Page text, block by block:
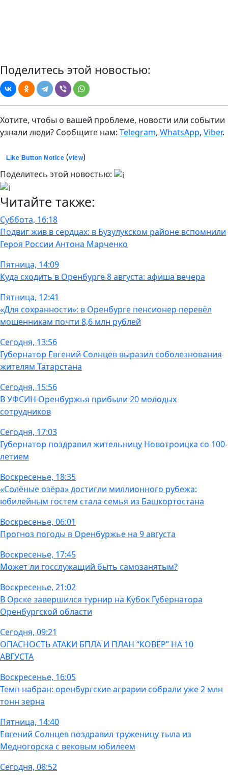
Поделитесь этой новостью:
Хотите, чтобы о вашей проблеме, новости или событии
узнали люди? Сообщите нам: Telegram, WhatsApp, Viber.
Like Button Notice (view)
Поделитесь этой новостью:
Читайте также:
Суббота, 16:18
Подвиг жив в сердцах: в Бузулукском районе вспомнили
Героя России Антона Марченко
Пятница, 14:09
Куда сходить в Оренбурге 8 августа: афиша вечера
Пятница, 12:41
«Для сохранности»: в Оренбурге пенсионер перевёл
мошенникам почти 8,6 млн рублей
Сегодня, 13:56
Губернатор Евгений Солнцев выразил соболезнования
жителям Татарстана
Сегодня, 15:56
В УФСИН Оренбуржья прибыли 20 молодых
сотрудников
Сегодня, 17:03
Губернатор поздравил жительницу Новотроицка со 100-
летием
Воскресенье, 18:35
«Солёные озёра» достигли миллионного рубежа:
юбилейным гостем стала семья из Башкортостана
Воскресенье, 06:01
Прогноз погоды в Оренбуржье на 9 августа
Воскресенье, 17:45
Может ли госслужащий быть самозанятым?
Воскресенье, 21:02
В Орске завершился турнир на Кубок Губернатора
Оренбургской области
Сегодня, 09:21
ОПАСНОСТЬ АТАКИ БПЛА И ПЛАН “КОВЁР” НА 10
АВГУСТА
Воскресенье, 16:05
Темп набран: оренбургские аграрии собрали уже 2 млн
тонн зерна
Пятница, 14:40
Евгений Солнцев поздравил труженицу тыла из
Медногорска с вековым юбилеем
Сегодня, 08:52